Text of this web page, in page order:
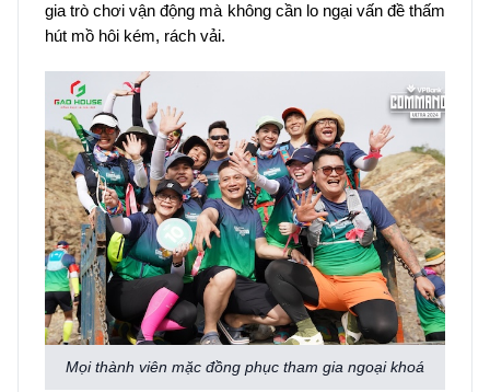
gia trò chơi vận động mà không cần lo ngại vấn đề thấm
hút mồ hôi kém, rách vải.
Mọi thành viên mặc đồng phục tham gia ngoại khoá